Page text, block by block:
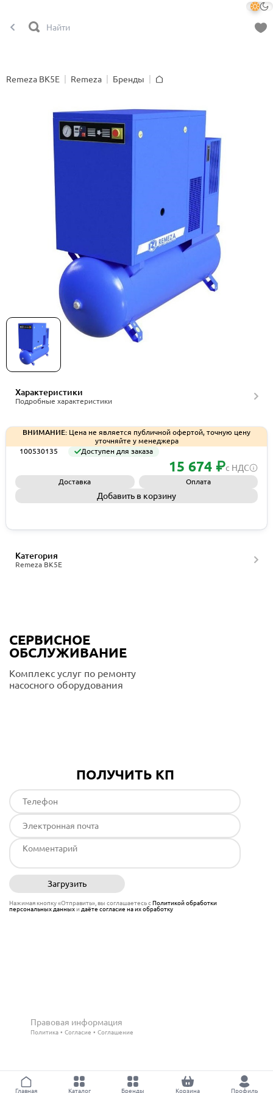
Remeza ВК5Е Remeza
Бренды
Винтовой компрессор на ресивере Remeza
ВК5E-8-500Д, артикул 100530135
Характеристики
Подробные характеристики
ВНИМАНИЕ: Цена не является публичной офертой, точную цену
уточняйте у менеджера
100530135
Доступен для заказа
15 674 ₽с НДС
Доставка Оплата
Добавить в корзину
Remeza ВК5Е
Категория
СЕРВИСНОЕ
ОБСЛУЖИВАНИЕ
Комплекс услуг по ремонту
насосного оборудования
ПОЛУЧИТЬ КП
Загрузить
Нажимая кнопку «Отправить», вы соглашаетесь сПолитикой обработки
персональных данныхи даёте согласие на их обработку
Правовая информация
Политика Согласие Соглашение
Главная Каталог Бренды Корзина Профиль